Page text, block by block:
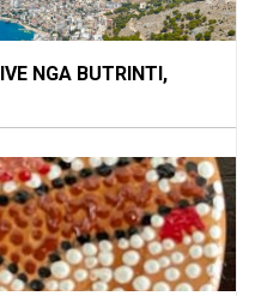
NGA BUTRINTI,